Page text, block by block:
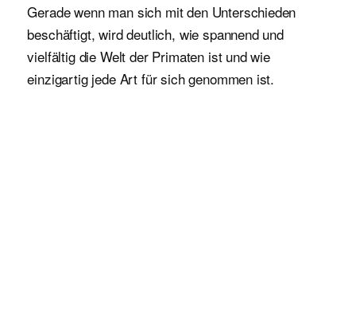
Gerade wenn man sich mit den Unterschieden
beschäftigt, wird deutlich, wie spannend und
vielfältig die Welt der Primaten ist und wie
einzigartig jede Art für sich genommen ist.